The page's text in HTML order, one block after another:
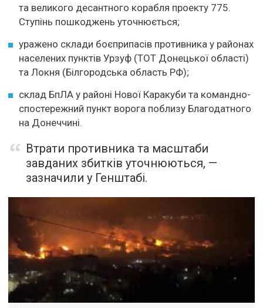
та великого десантного корабля проекту 775.
Ступінь пошкоджень уточнюється;
уражено склади боєприпасів противника у районах
населених пунктів Урзуф (ТОТ Донецької області)
та Локня (Білгородська область РФ);
склад БпЛА у районі Нової Каракуби та командно-
спостережний пункт ворога поблизу Благодатного
на Донеччині.
Втрати противника та масштаби
завданих збитків уточнюються, —
зазначили у Генштабі.